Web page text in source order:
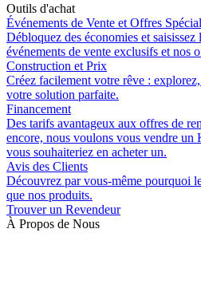
Outils d'achat
Événements de Vente et Offres
Débloquez des économies et
événements de vente exclusifs et nos
Construction et Prix
Créez facilement votre rêve :
votre solution parfaite.
Financement
Des tarifs avantageux aux offres de
encore, nous voulons vous vendre un
vous souhaiteriez en acheter un.
Avis des Clients
Découvrez par vous-même pourquoi
que nos produits.
Trouver un Revendeur
À Propos de Nous